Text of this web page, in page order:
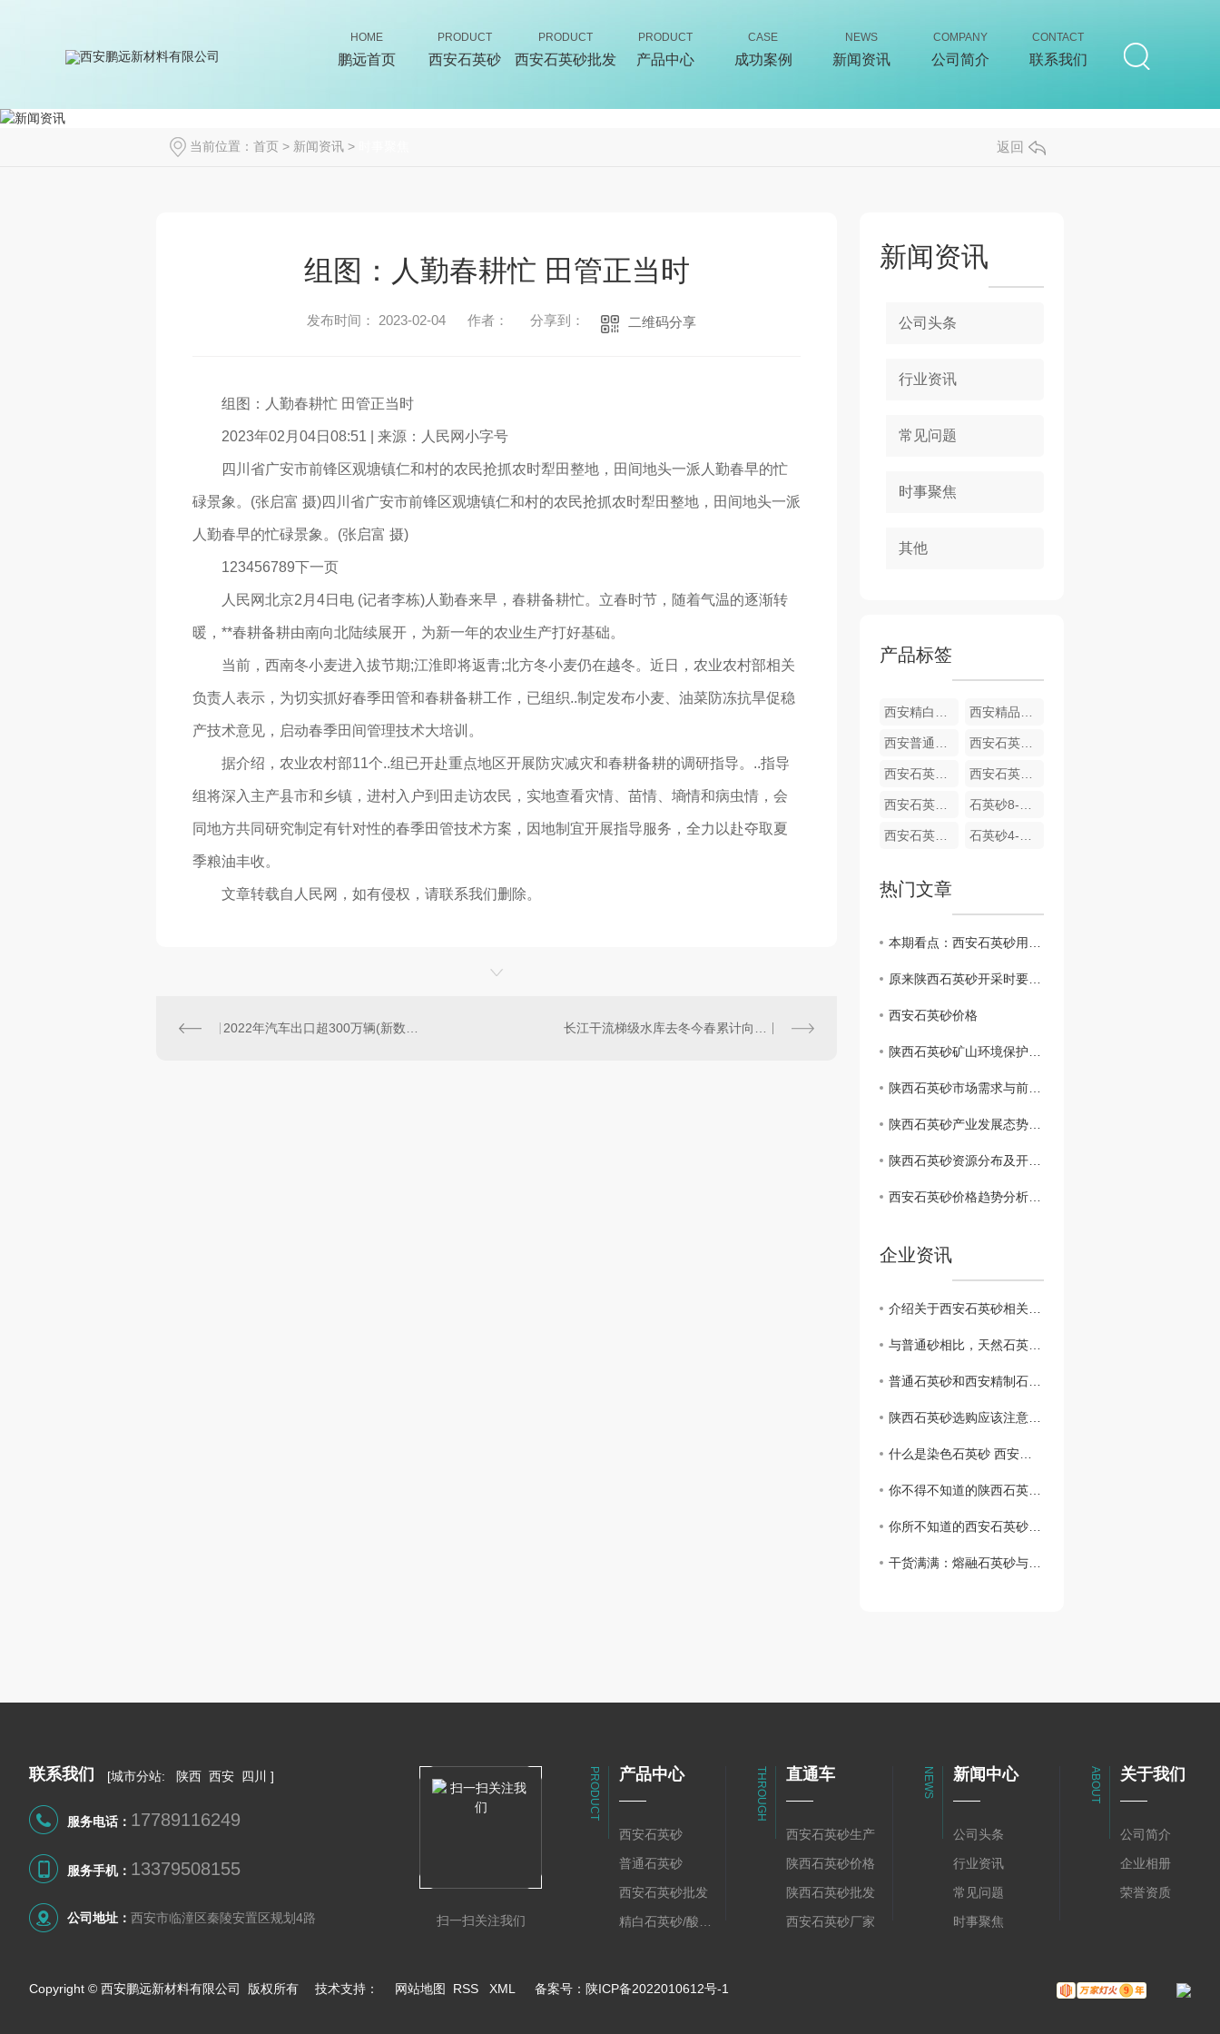
HOME
鹏远首页
PRODUCT
西安石英砂
PRODUCT
西安石英砂批发
PRODUCT
产品中心
CASE
成功案例
NEWS
新闻资讯
COMPANY
公司简介
CONTACT
联系我们
当前位置： 首页 > 新闻资讯 > 返回
组图：人勤春耕忙 田管正当时
发布时间： 2023-02-04 作者： 分享到： 二维码分享
组图：人勤春耕忙 田管正当时
2023年02月04日08:51 | 来源：人民网小字号
四川省广安市前锋区观塘镇仁和村的农民抢抓农时犁田整地，田间地头一派人勤春早的忙
碌景象。(张启富 摄)四川省广安市前锋区观塘镇仁和村的农民抢抓农时犁田整地，田间地头一派
人勤春早的忙碌景象。(张启富 摄)
123456789下一页
人民网北京2月4日电 (记者李栋)人勤春来早，春耕备耕忙。立春时节，随着气温的逐渐转
暖，**春耕备耕由南向北陆续展开，为新一年的农业生产打好基础。
当前，西南冬小麦进入拔节期;江淮即将返青;北方冬小麦仍在越冬。近日，农业农村部相关
负责人表示，为切实抓好春季田管和春耕备耕工作，已组织..制定发布小麦、油菜防冻抗旱促稳
产技术意见，启动春季田间管理技术大培训。
据介绍，农业农村部11个..组已开赴重点地区开展防灾减灾和春耕备耕的调研指导。..指导
组将深入主产县市和乡镇，进村入户到田走访农民，实地查看灾情、苗情、墒情和病虫情，会
同地方共同研究制定有针对性的春季田管技术方案，因地制宜开展指导服务，全力以赴夺取夏
季粮油丰收。
文章转载自人民网，如有侵权，请联系我们删除。
2022年汽车出口超300万辆(新数据 新看点) 长江干流梯级水库去冬今春累计向下游补水超100亿立方米
新闻资讯
公司头条
行业资讯
常见问题
时事聚焦
其他
产品标签
西安精白石英砂 西安精品石英砂
西安普通石英砂 西安石英砂70-120目
西安石英砂厂家40-70目 西安石英砂厂26-40目
西安石英砂厂家16-26目 石英砂8-16目
西安石英砂厂6-8目 石英砂4-6目
热门文章
本期看点：西安石英砂用途及其石英砂加工流程
原来陕西石英砂开采时要注意的方面这么多！
西安石英砂价格
陕西石英砂矿山环境保护与治理措施
陕西石英砂市场需求与前景展望
陕西石英砂产业发展态势分析
陕西石英砂资源分布及开发现状
西安石英砂价格趋势分析与行业洞察
企业资讯
介绍关于西安石英砂相关信息
与普通砂相比，天然石英砂有何不同？陕西石英砂厂家为您在线解答
普通石英砂和西安精制石英砂的区别竟然是这样的！
陕西石英砂选购应该注意哪些方面？石英砂选购过程中的注意要点
什么是染色石英砂 西安染色石英砂应用领域全解析
你不得不知道的陕西石英砂的应用领域，不看后悔哦！
你所不知道的西安石英砂在停车场水泥地面的起砂处理中的应用，速来一览！
干货满满：熔融石英砂与西安普通石英砂的区别
联系我们 [城市分站: 陕西 西安 四川 ]
服务电话： 17789116249
服务手机： 13379508155
公司地址： 西安市临潼区秦陵安置区规划4路 扫一扫关注我们
PRODUCT 产品中心
西安石英砂
普通石英砂
西安石英砂批发
精白石英砂/酸洗石英砂
THROUGH 直通车
西安石英砂生产
陕西石英砂价格
陕西石英砂批发
西安石英砂厂家
NEWS 新闻中心
公司头条
行业资讯
常见问题
时事聚焦
ABOUT 关于我们
公司简介
企业相册
荣誉资质
Copyright © 西安鹏远新材料有限公司 版权所有 技术支持： 网站地图 RSS XML 备案号： 陕ICP备2022010612号-1